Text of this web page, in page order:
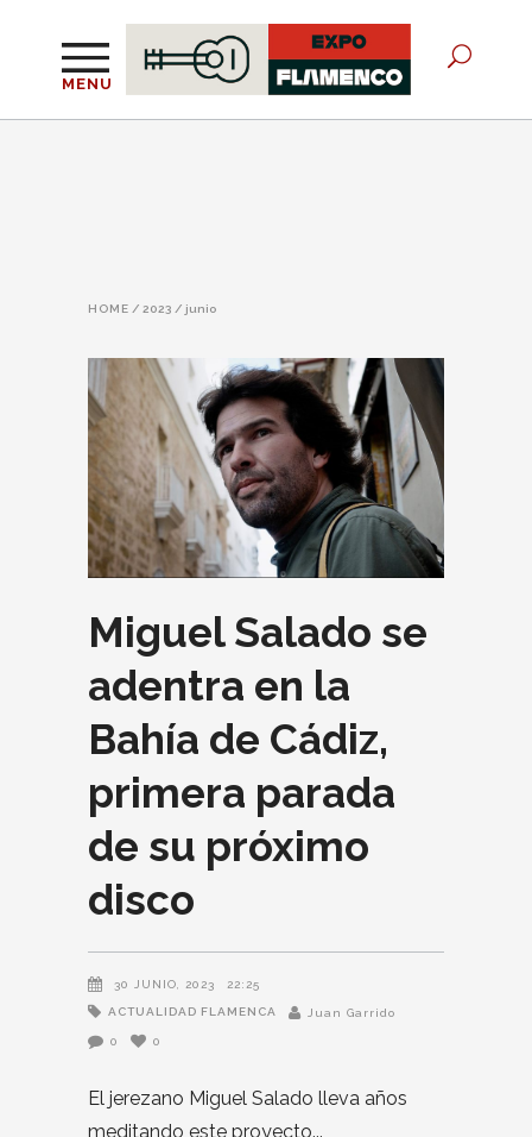
MENU
HOME / 2023 / junio
Miguel Salado se
adentra en la
Bahía de Cádiz,
primera parada
de su próximo
disco
30 JUNIO, 2023 22:25
ACTUALIDAD FLAMENCA Juan Garrido
0 0
El jerezano Miguel Salado lleva años
meditando este proyecto